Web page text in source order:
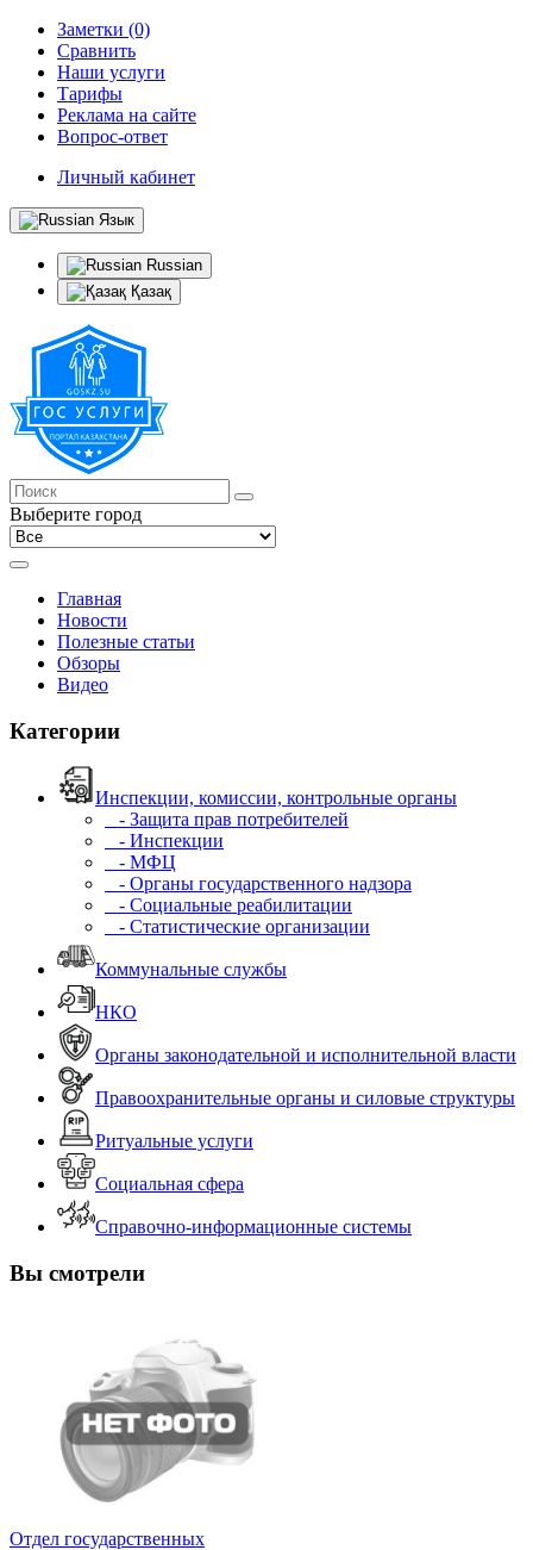
Заметки (0)
Сравнить
Наши услуги
Тарифы
Реклама на сайте
Вопрос-ответ
Личный кабинет
Язык
Russian
Қазақ
Выберите город
Главная
Новости
Полезные статьи
Обзоры
Видео
Категории
Инспекции, комиссии, контрольные органы
- Защита прав потребителей
- Инспекции
- МФЦ
- Органы государственного надзора
- Социальные реабилитации
- Статистические организации
Коммунальные службы
НКО
Органы законодательной и исполнительной власти
Правоохранительные органы и силовые структуры
Ритуальные услуги
Социальная сфера
Справочно-информационные системы
Вы смотрели
Отдел государственных